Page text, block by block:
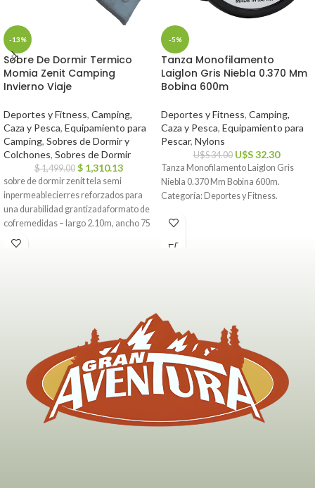
-13%
Sobre De Dormir Termico
Momia Zenit Camping
Invierno Viaje
Deportes y Fitness, Camping,
Caza y Pesca, Equipamiento para
Camping, Sobres de Dormir y
Colchones, Sobres de Dormir
$1,499.00 $ 1,310.13
sobre de dormir zenit tela semi
inpermeablecierres reforzados para
una durabilidad grantizadaformato de
cofremedidas – largo 2.10m, ancho 75
cm
-5%
Tanza Monofilamento
Laiglon Gris Niebla 0.370 Mm
Bobina 600m
Deportes y Fitness, Camping,
Caza y Pesca, Equipamiento para
Pescar, Nylons
U$S34.00 U$S32.30
Tanza Monofilamento Laiglon Gris
Niebla 0.370 Mm Bobina 600m.
Categoría: Deportes y Fitness.